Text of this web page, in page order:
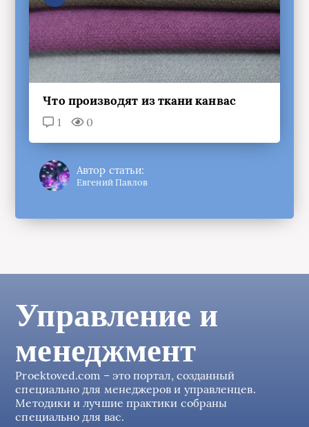
Что производят из ткани канвас
1 0
Автор статьи:
Евгений Павлов
Управление и
менеджмент
Proektoved.com – это портал, созданный
специально для менеджеров и управленцев.
Методики и лучшие практики собраны
специально для вас.